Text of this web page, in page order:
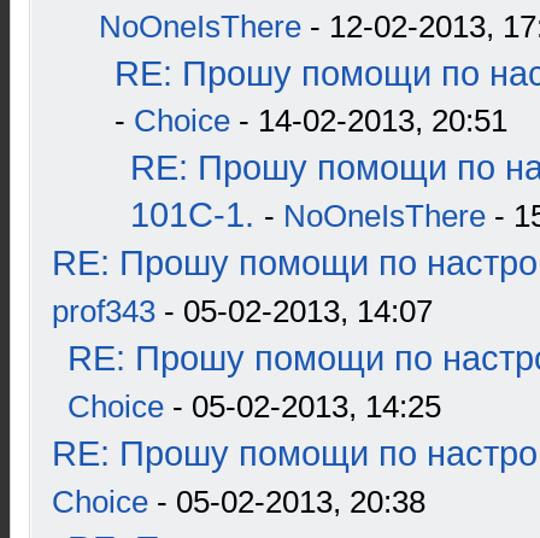
NoOneIsThere - 12-02-2013,
RE: Прошу помощи по
- Choice - 14-02-2013, 20:51
RE: Прошу помощи по
101С-1. - NoOneIsThere -
RE: Прошу помощи по
prof343 - 05-02-2013, 14:07
RE: Прошу помощи по
Choice - 05-02-2013, 14:25
RE: Прошу помощи по
Choice - 05-02-2013, 20:38